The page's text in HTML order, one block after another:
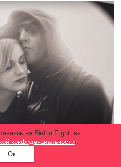
об Эван Рейчел
на Bird in Flight, вы
конфиденциальности.
Ок